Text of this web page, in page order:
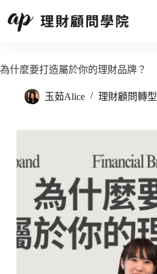
為什麼要打造屬於你的理財品牌？
玉茹Alice 理財顧問轉型